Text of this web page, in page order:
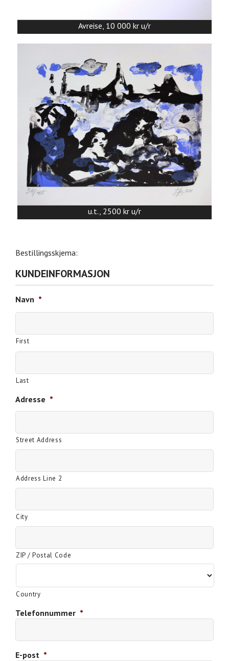
Avreise, 10 000 kr u/r
u.t., 2500 kr u/r
Bestillingsskjema:
KUNDEINFORMASJON
Navn *
First
Last
Adresse *
Street Address
Address Line 2
City
ZIP / Postal Code
Country
Telefonnummer *
E-post *